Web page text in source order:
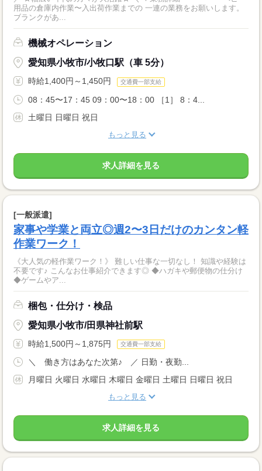
用品の倉庫内作業〜入出荷作業までの 一連の業務をお願いします。
ブランクがあ...
機械オペレーション
愛知県小牧市/小牧口駅（車 5分）
時給1,400円～1,450円 交通費一部支給
08：45〜17：45 09：00〜18：00 ［1］ 8：4...
土曜日 日曜日 祝日
もっと見る
求人詳細を見る
[一般派遣]
家事や学業と両立◎週2〜3日だけのカンタン軽
作業ワーク！
《大人気の軽作業ワーク！》 難しい仕事な一切なし！ 知識や経験は
不要です♪ こんなお仕事紹介できます◎ ◆ハガキや郵便物の仕分け
◆ゲームやア...
梱包・仕分け・検品
愛知県小牧市/田県神社前駅
時給1,500円～1,875円 交通費一部支給
＼ 働き方はあなた次第♪ ／ 日勤・夜勤...
月曜日 火曜日 水曜日 木曜日 金曜日 土曜日 日曜日 祝日
もっと見る
求人詳細を見る